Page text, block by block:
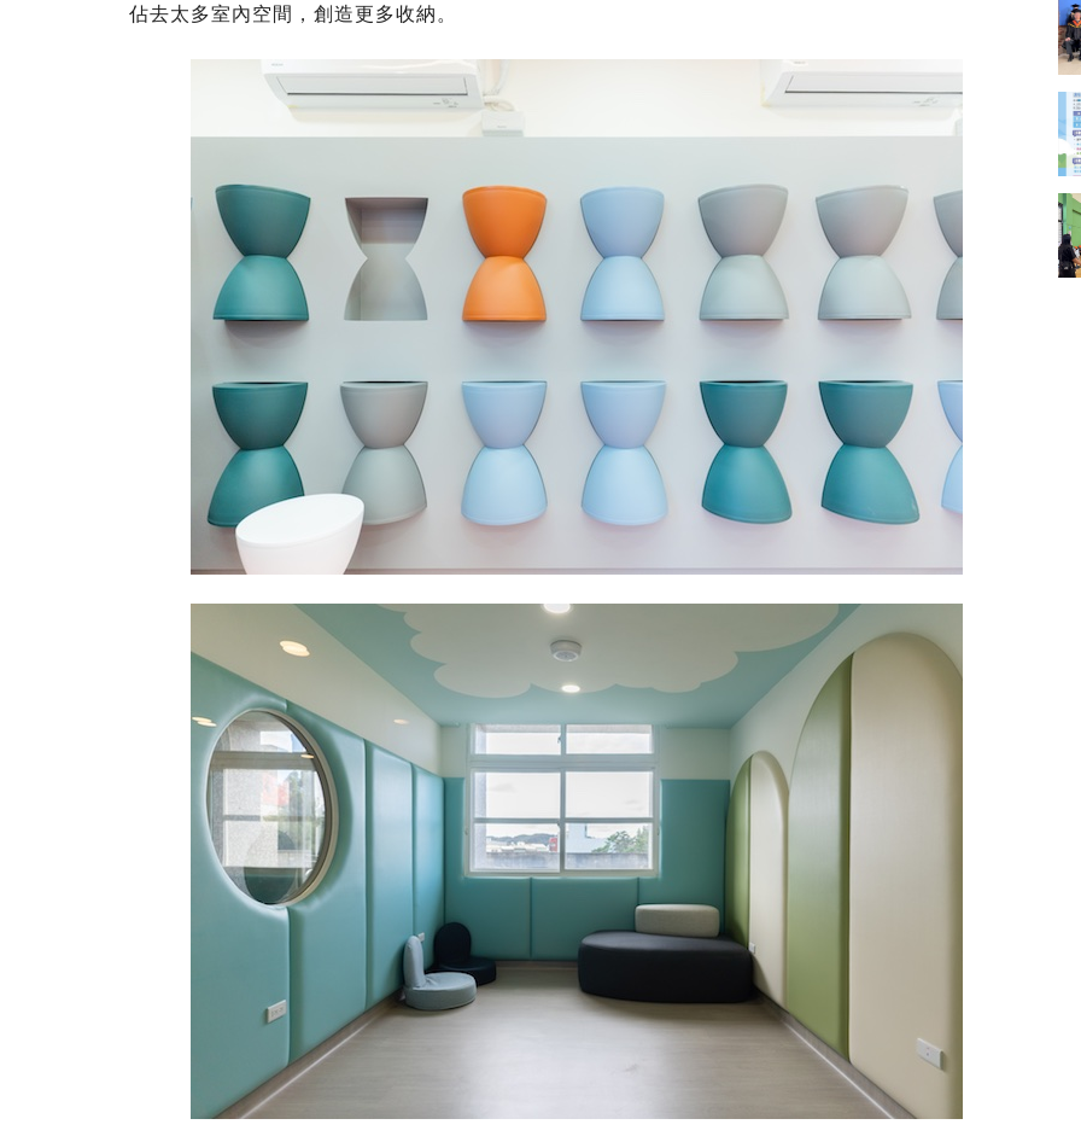
佔去太多室內空間，創造更多收納。